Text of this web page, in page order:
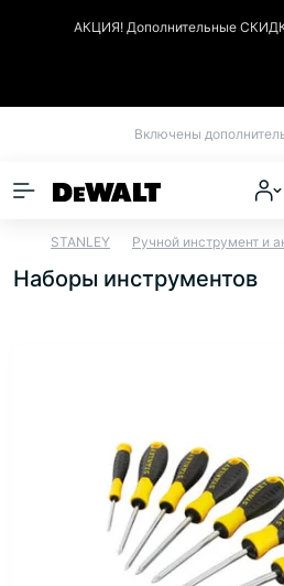
АКЦИЯ! Дополнительные
Включены
STANLEY Ручной инструмент и
Наборы инструментов